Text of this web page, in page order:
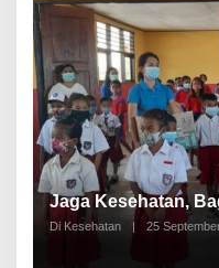
Jaga Kesehatan,
Di Kesehatan | 25